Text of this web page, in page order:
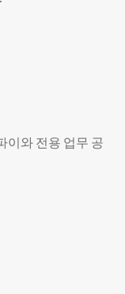
이와 전용 업무 공